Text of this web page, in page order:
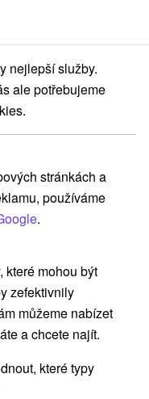
Nitriansky kraj Patince
(1)
NEJLEVNĚJŠÍ
nejlepší služby.
ale potřebujeme
stránkách a
používáme
.
které mohou být
zefektivnily
můžeme nabízet
a chcete najít.
které typy